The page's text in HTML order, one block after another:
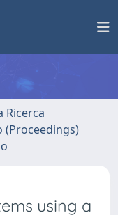
Ricerca
(Proceedings)
using a